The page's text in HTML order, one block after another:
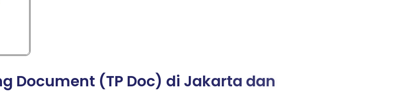
g Document (TP Doc) di Jakarta dan